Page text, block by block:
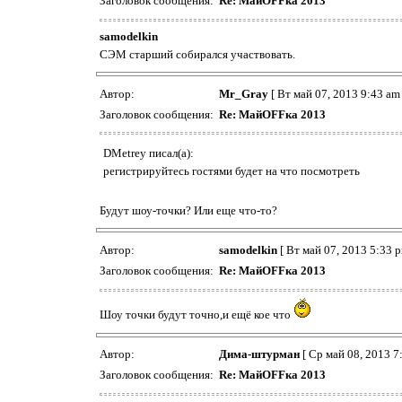
samodelkin
СЭМ старший собирался участвовать.
Автор: Mr_Gray [ Вт май 07, 2013 9:43
Заголовок сообщения: Re: МайOFFка 2013
DMetrey писал(а):
регистрируйтесь гостями будет на что посмотреть
Будут шоу-точки? Или еще что-то?
Автор: samodelkin [ Вт май 07, 2013 5:33
Заголовок сообщения: Re: МайOFFка 2013
Шоу точки будут точно,и ещё кое что
Автор: Дима-штурман [ Ср май 08, 2013
Заголовок сообщения: Re: МайOFFка 2013